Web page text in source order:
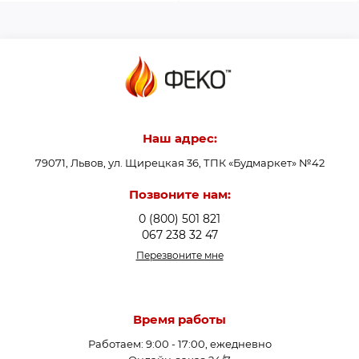
Наш адрес:
79071, Львов, ул. Щирецкая 36, ТПК «Будмаркет» №42
Позвоните нам:
0 (800) 501 821
067 238 32 47
Перезвоните мне
Время работы
Работаем: 9:00 - 17:00, ежедневно